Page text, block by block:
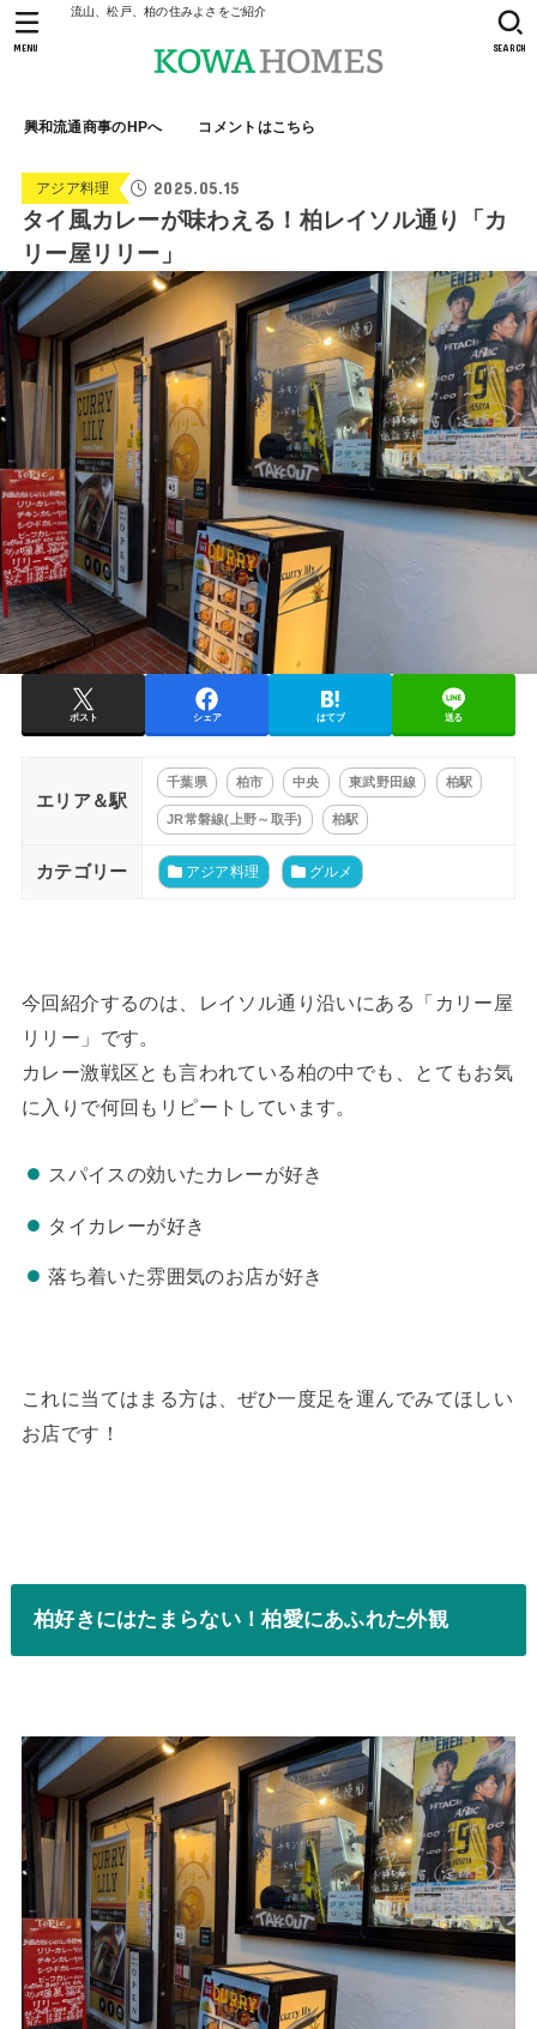
流山、松戸、柏の住みよさをご紹介
興和流通商事のHPへ コメントはこちら
SEARCH
MENU
アジア料理 2025.05.15
タイ風カレーが味わえる！柏レイソル通り「カ
リー屋リリー」
ポスト シェア はてブ 送る
エリア＆駅
千葉県 柏市 中央 東武野田線 柏駅
JR常磐線(上野～取手) 柏駅
カテゴリー アジア料理 グルメ
今回紹介するのは、レイソル通り沿いにある「カリー屋
リリー」です。
カレー激戦区とも言われている柏の中でも、とてもお気
に入りで何回もリピートしています。
スパイスの効いたカレーが好き
タイカレーが好き
落ち着いた雰囲気のお店が好き
これに当てはまる方は、ぜひ一度足を運んでみてほしい
お店です！
柏好きにはたまらない！柏愛にあふれた外観